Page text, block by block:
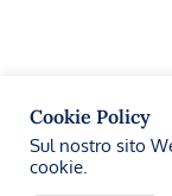
Cookie Policy
Sul nostro sito
cookie.